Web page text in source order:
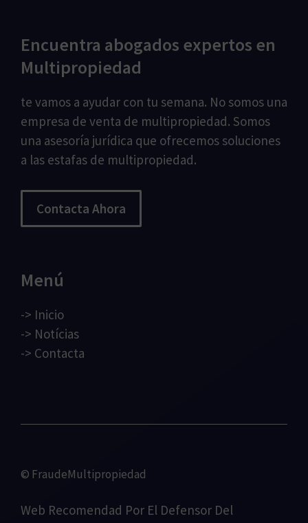
Encuentra abogados expertos en
Multipropiedad
te vamos a ayudar con tu semana. No somos una
empresa de venta de multipropiedad. Somos
una asesoría jurídica que ofrecemos soluciones
a las estafas de multipropiedad.
Contacta Ahora
Menú
-> Inicio
-> Notícias
-> Contacta
© FraudeMultipropiedad
Web Recomendad Por El Defensor Del